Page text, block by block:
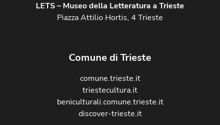
LETS – Museo della Letteratura a Trieste
Piazza Attilio Hortis, 4 Trieste
Comune di Trieste
comune.trieste.it
triestecultura.it
beniculturali.comune.trieste.it
discover-trieste.it